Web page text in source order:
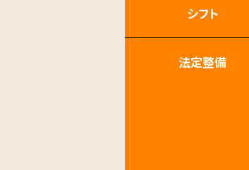
シフト
法定整備